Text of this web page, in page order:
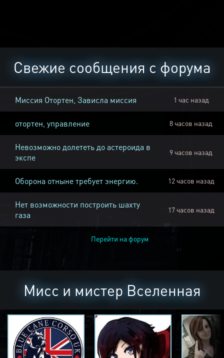
Свежие сообщения с форума
Миссия Отортен, Зависла миссия 1 час назад
отортен, управление 8 часов назад
Невозможно долететь до астероида в
экспе
9 часов назад
Оборона отныне требует энергию. 12 часов назад
Нет возможности построить шахту
газа
17 часов назад
Перейти на форум
Мисс и мистер Вселенная